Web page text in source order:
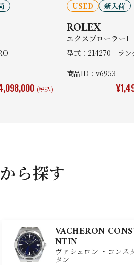
(税込)
USED 新入荷
ROLEX
エクスプローラーI
型式：214270 ラン
商品ID：v6953
ら探す
VACHERON
NTIN
ヴァシュロン ・コンス
タン